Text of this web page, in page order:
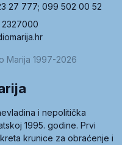
27 777; 099 502 00 52
2327000
Marija 1997-2026
i nepolitička
1995. godine. Prvi
krunice za obraćenje i